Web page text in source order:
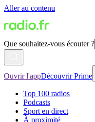
Aller au contenu
Que souhaitez-vous écouter ?
Ouvrir l'appDécouvrir Prime
Top 100 radios
Podcasts
Sport en direct
À proximité